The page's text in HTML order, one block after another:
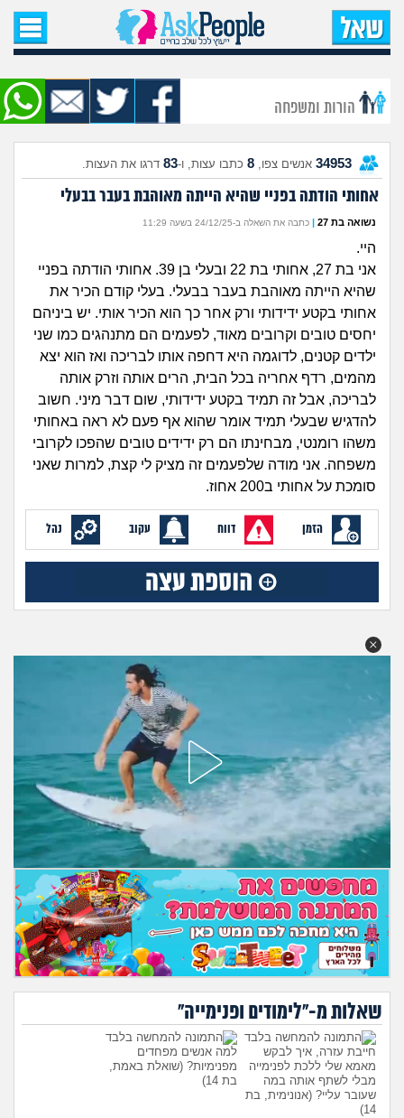
עמוד הבית
שאל שאלה
שאלות חדשות
שאלות שעוררו עניין
עצות חדשות
מה קורה כאן?
מתחם הטיפים
מדורים
זוגיות
היריון ולידה
מתבגרים
מהבקו"ם... ועד מתי?!
עבודה וקריירה
חברים ואנשים
בית, שכנים ושותפים
מה שעובר עליי
שומרים על הגוף
פיננסי וכלכלה
בין הסדינים
יוקר המחיה
חיפוש שאלות
הרשמה | התחברות
הורות ומשפחה
34953 אנשים צפו, 8 כתבו עצות, ו-83 דרגו את העצות.
אחותי הודתה בפניי שהיא הייתה מאוהבת בעבר בבעלי
נשואה בת 27 | כתבה את השאלה ב-24/12/25 בשעה 11:29
היי.
אני בת 27, אחותי בת 22 ובעלי בן 39. אחותי הודתה בפניי
שהיא הייתה מאוהבת בעבר בבעלי. בעלי קודם הכיר את
אחותי בקטע ידידותי ורק אחר כך הוא הכיר אותי. יש ביניהם
יחסים טובים וקרובים מאוד, לפעמים הם מתנהגים כמו שני
ילדים קטנים, לדוגמה היא דחפה אותו לבריכה ואז הוא יצא
מהמים, רדף אחריה בכל הבית, הרים אותה וזרק אותה
לבריכה, אבל זה תמיד בקטע ידידותי, שום דבר מיני. חשוב
להדגיש שבעלי תמיד אומר שהוא אף פעם לא ראה באחותי
משהו רומנטי, מבחינתו הם רק ידידים טובים שהפכו לקרובי
משפחה. אני מודה שלפעמים זה מציק לי קצת, למרות שאני
סומכת על אחותי ב200 אחוז.
הזמן דווח עקוב נהל
שאלות מ-"לימודים ופנימייה"
חייבת עזרה, איך לבקש
מאמא שלי ללכת לפנימייה
מבלי לשתף אותה במה
שעובר עליי? (אנונימית, בת
14)
למה אנשים מפחדים
מפנימיות? (שואלת באמת,
בת 14)